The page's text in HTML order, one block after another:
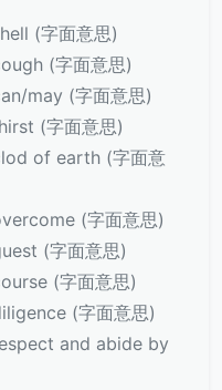
(字面意思)
(字面意思)
may (字面意思)
(字面意思)
of earth (字面意
(字面意思)
(字面意思)
(字面意思)
(字面意思)
and abide by